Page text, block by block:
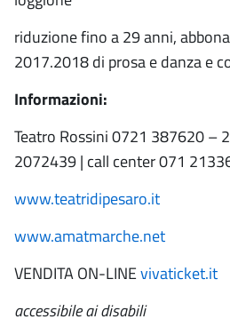
riduzione fino a 29 anni,
2017.2018 di prosa e danza e
Informazioni:
Teatro Rossini 0721 387620 –
2072439 | call center 071
www.teatridipesaro.it
www.amatmarche.net
VENDITA ON-LINEvivaticket.it
accessibile ai disabili